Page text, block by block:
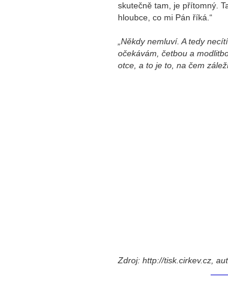
skutečně tam, je přítomný.
hloubce, co mi Pán říká.“
„Někdy nemluví. A tedy
očekávám, četbou a
otce, a to je to, na čem
Zdroj: http://tisk.cirkev.cz,